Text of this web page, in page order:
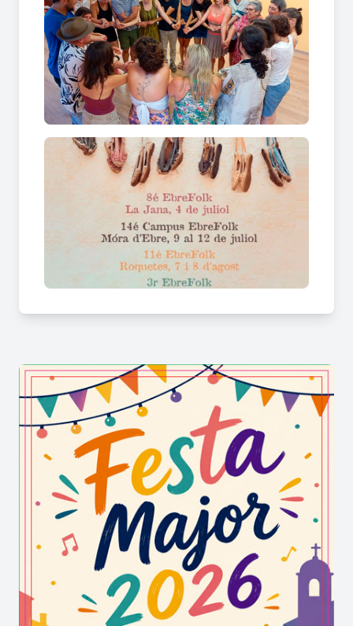
Quin és el gènere musical i de ball
improvisat que centra tota l'atenció de
la mostra?
La cantada dejotes ebrenquesi els vessadors
són l'eix de referència aRoquetes, un art
centenari basat en la improvisació de versos
satírics i rimes enginyoses que fan xalar de lo
bonic grans i petits per igual.
Aquesta gran aposta per la difusió de les arrels
pròpies és un pilar fonamental per dinamitzar el
Roquetes . Les trobades no només
inclouen concerts, sinó també tallers pràctics on
Escenaris amb identitat i el caliu del
públic a Roquetes
La implicació institucional i de les colles
folklòriques fa possible que cada any els
espectacles de música d'arrel apropin el talent
d'arreu dels Països Catalans de forma accessible.
Quins espais de la vila acullen les
diferents actuacions i trobades de
balladors?
El pati de l'antic escorxador, l'Hort de Cruells i els
pavellons de Roqueteses transformen en els